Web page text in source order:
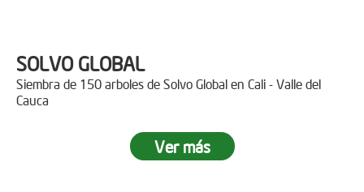
SOLVO GLOBAL
Siembra de 150 arboles de Solvo Global en Cali - Valle del
Cauca
Ver más